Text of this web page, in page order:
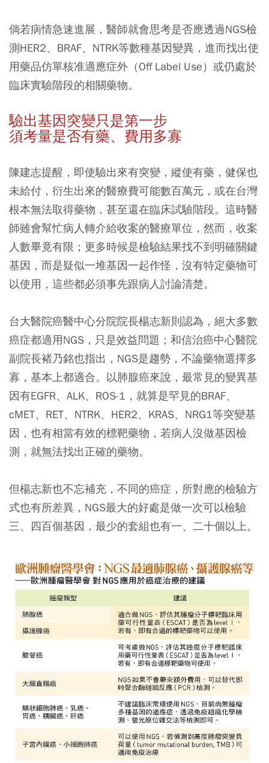
倘若病情急速進展，醫師就會思考是否應透過NGS檢
測HER2、BRAF、NTRK等數種基因變異，進而找出使
用藥品仿單核准適應症外（Off Label Use）或仍處於
臨床實驗階段的相關藥物。
驗出基因突變只是第一步
須考量是否有藥、費用多寡
陳建志提醒，即使驗出來有突變，縱使有藥，健保也
未給付，衍生出來的醫療費可能數百萬元，或在台灣
根本無法取得藥物，甚至還在臨床試驗階段。這時醫
師雖會幫忙病人轉介給收案的醫療單位，然而，收案
人數畢竟有限；更多時候是檢驗結果找不到明確關鍵
基因，而是疑似一堆基因一起作怪，沒有特定藥物可
以使用，這些都必須事先跟病人討論清楚。
台大醫院癌醫中心分院院長楊志新則認為，絕大多數
癌症都適用NGS，只是效益問題；和信治癌中心醫院
副院長褚乃銘也指出，NGS是趨勢，不論藥物選擇多
寡，基本上都適合。以肺腺癌來說，最常見的變異基
因有EGFR、ALK、ROS-1，就算是罕見的BRAF、
cMET、RET、NTRK、HER2、KRAS、NRG1等突變基
因，也有相當有效的標靶藥物，若病人沒做基因檢
測，就無法找出正確的藥物。
但楊志新也不忘補充，不同的癌症，所對應的檢驗方
式也有所差異，NGS最大的好處是做一次可以檢驗
三、四百個基因，最少的套組也有一、二十個以上。